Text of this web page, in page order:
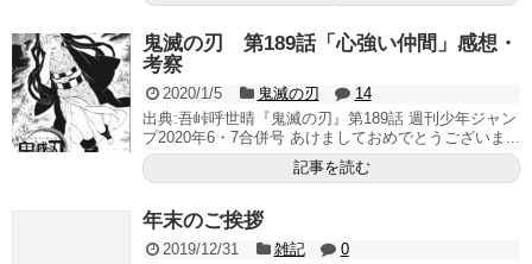
鬼滅の刃 第189話「心強い仲間」感想・
考察
2020/1/5 鬼滅の刃
14
出典:吾峠呼世晴『鬼滅の刃』第189話 週刊少年ジャン
プ2020年6・7合併号 あけましておめでとうございま...
記事を読む
年末のご挨拶
2019/12/31 雑記
0